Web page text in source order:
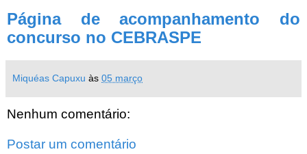
Página de acompanhamento do
concurso no CEBRASPE
Miquéas Capuxu às 05 março
Nenhum comentário:
Postar um comentário